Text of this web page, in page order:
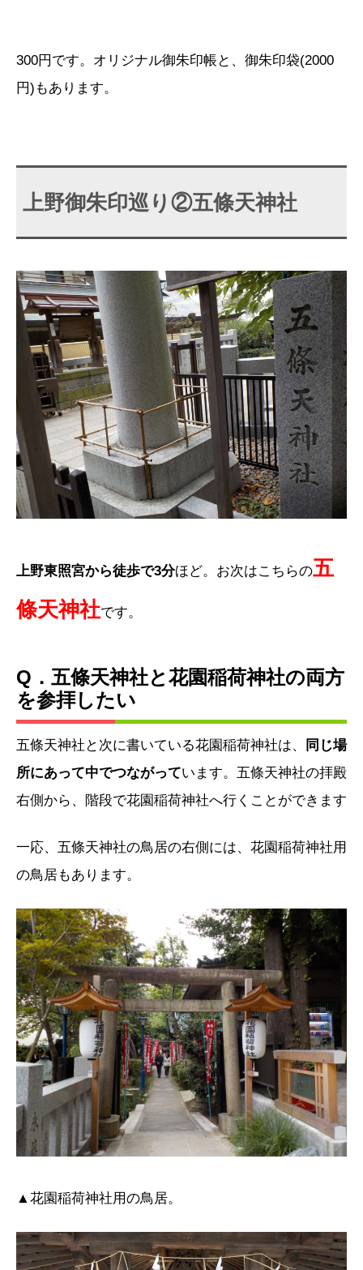
300円です。オリジナル御朱印帳と、御朱印袋(2000
円)もあります。
上野御朱印巡り②五條天神社
上野東照宮から徒歩で3分ほど。お次はこちらの五
條天神社です。
Q．五條天神社と花園稲荷神社の両方
を参拝したい
五條天神社と次に書いている花園稲荷神社は、
同じ場
所にあって中でつながっています。五條天神社の拝殿
右側から、階段で花園稲荷神社へ行くことができます
一応、五條天神社の鳥居の右側には、花園稲荷神社用
の鳥居もあります。
▲花園稲荷神社用の鳥居。